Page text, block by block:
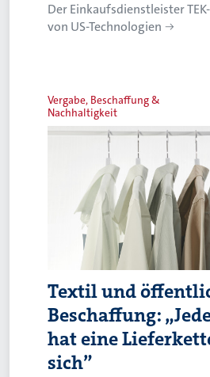
Der Einkaufsdienstleister TEK-
von US-Technologien
Vergabe, Beschaffung &
Nachhaltigkeit
Textil und
Beschaffung:
hat eine
sich”